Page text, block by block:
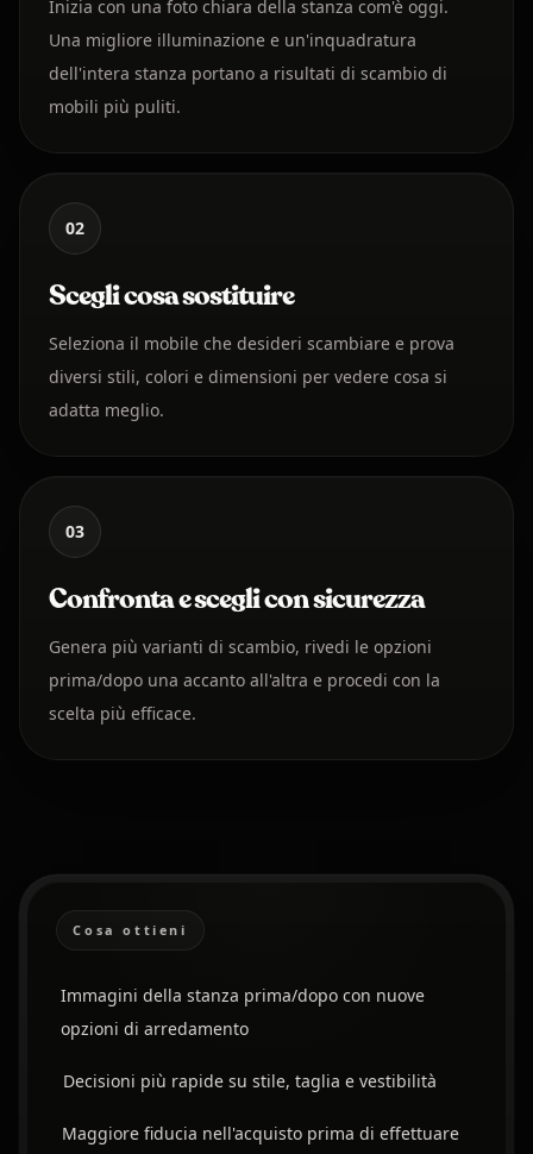
Inizia con una foto chiara della stanza com'è oggi.
Una migliore illuminazione e un'inquadratura
dell'intera stanza portano a risultati di scambio di
mobili più puliti.
02
Scegli cosa sostituire
Seleziona il mobile che desideri scambiare e prova
diversi stili, colori e dimensioni per vedere cosa si
adatta meglio.
03
Confronta e scegli con sicurezza
Genera più varianti di scambio, rivedi le opzioni
prima/dopo una accanto all'altra e procedi con la
scelta più efficace.
Cosa ottieni
Immagini della stanza prima/dopo con nuove
opzioni di arredamento
Decisioni più rapide su stile, taglia e vestibilità
Maggiore fiducia nell'acquisto prima di effettuare